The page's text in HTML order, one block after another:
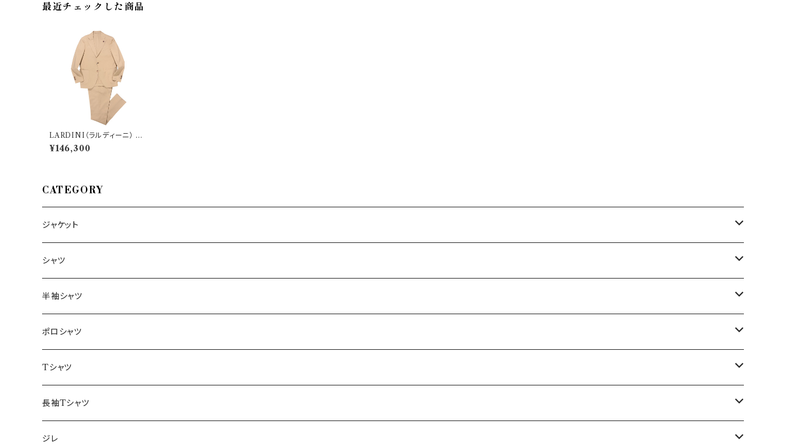
最近チェックした商品
LARDINI（ラルディーニ） ス
ーツ YC802AE 31755
¥146,300
CATEGORY
ジャケット
～44/S
46/M
48/L
50/XL～
シャツ
～44/S
46/M
48/L
50/XL～
半袖シャツ
～44/S
46/M
48/L
50/XL～
ポロシャツ
～44/S
46/M
48/L
Tシャツ
～44/S
46/M
長袖Tシャツ
～44/S
ジレ